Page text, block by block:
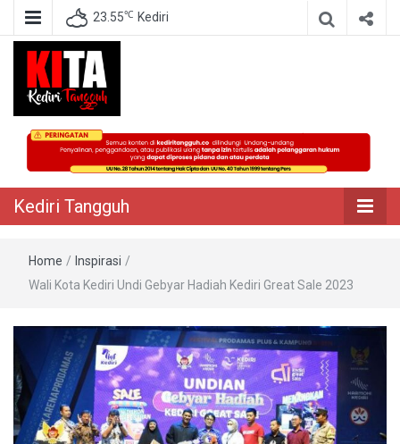
23.55℃ Kediri
Kediri Tangguh
Berita Akurat Terpercaya
Kediri Tangguh
Home / Inspirasi /
Wali Kota Kediri Undi Gebyar Hadiah Kediri Great Sale 2023